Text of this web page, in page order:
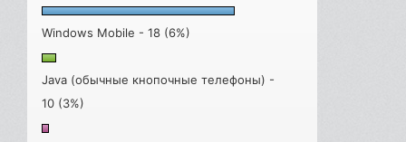
Windows Mobile - 18 (6%)
Java (обычные кнопочные телефоны) -
10 (3%)